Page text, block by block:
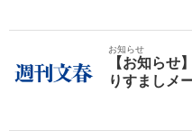
お知らせ
【お知らせ
りすましメ